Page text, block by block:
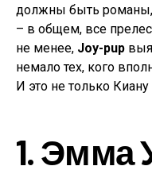
должны быть
– в общем, все
не менее, Joy-pup
немало тех, кого
И это не только
1. Эмма